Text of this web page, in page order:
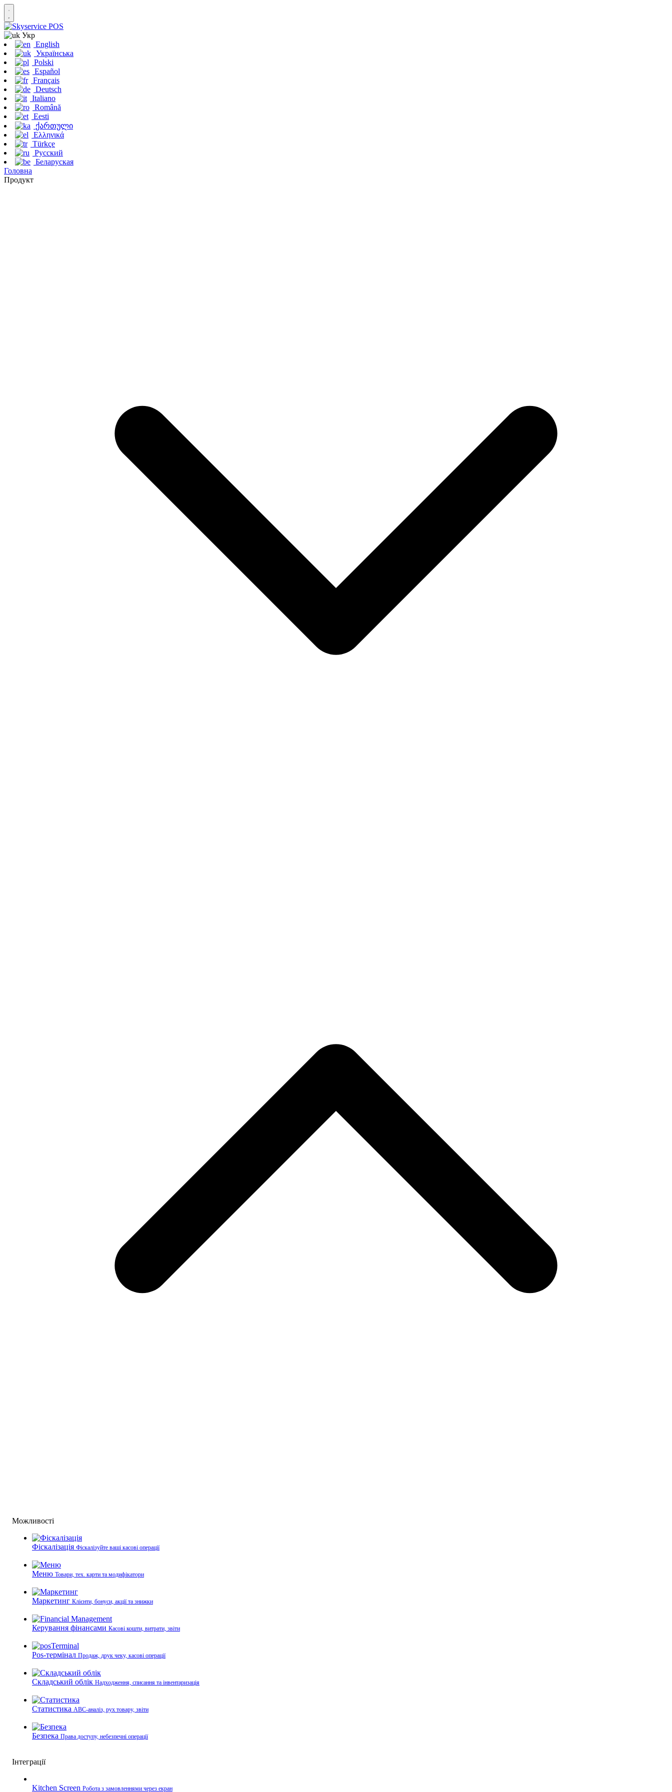
Укр
English
Українська
Polski
Español
Français
Deutsch
Italiano
Română
Eesti
ქართული
Ελληνικά
Türkçe
Русский
Беларуская
Головна
Продукт
Можливості
Фіскалізація Фіскалізуйте ваші касові операції
Меню Товари, тех. карти та модифікатори
Маркетинг Клієнти, бонуси, акції та знижки
Керування фінансами Касові кошти, витрати, звіти
Pos-термінал Продаж, друк чеку, касові операції
Складський облік Надходження, списання та інвентаризація
Статистика ABC-аналіз, рух товару, звіти
Безпека Права доступу, небезпечні операції
Інтеграції
Kitchen Screen Робота з замовленнями через екран